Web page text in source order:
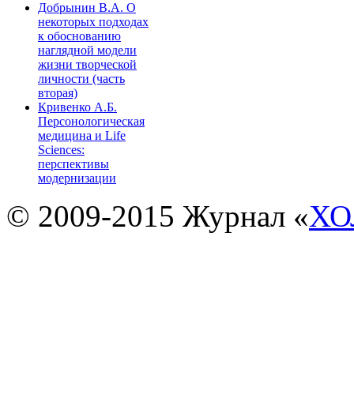
Добрынин В.А. О
некоторых подходах
к обоснованию
наглядной модели
жизни творческой
личности (часть
вторая)
Кривенко А.Б.
Персонологическая
медицина и Life
Sciences:
перспективы
модернизации
© 2009-2015 Журнал «